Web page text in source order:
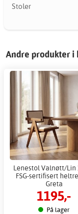
Stoler
Andre produkter i
Lenestol Valnøtt/Lin
FSG-sertifisert
Greta
1195,-
På lager